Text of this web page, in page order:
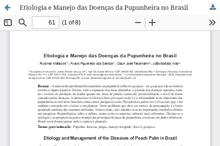
Etiologia e Manejo das Doenças da Pupunheira no Brasil